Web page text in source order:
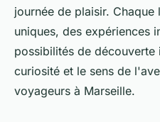
journée de plaisir.
uniques, des expériences
possibilités de
curiosité et le sens de
voyageurs à Marseille.